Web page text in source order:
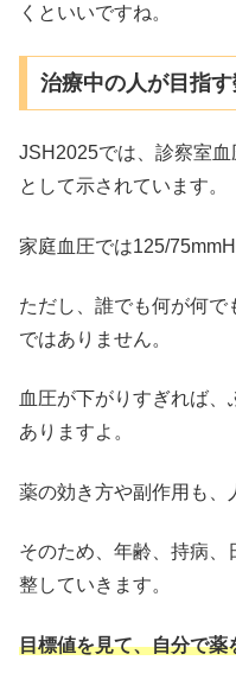
くといいですね。
治療中の人が目指
JSH2025では、診察室
として示されています。
家庭血圧では125/
ただし、誰でも何が何で
ではありません。
血圧が下がりすぎれば
ありますよ。
薬の効き方や副作用も、
そのため、年齢、持病、
整していきます。
目標値を見て、自分で薬